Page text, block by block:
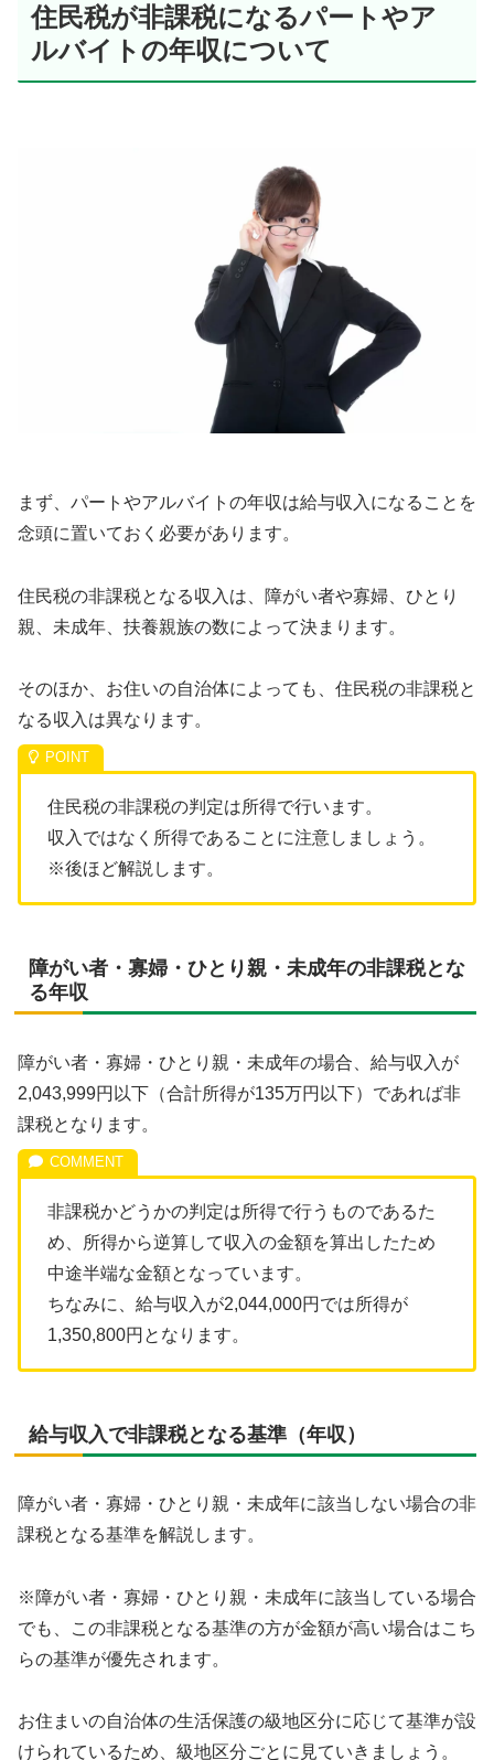
住民税が非課税になるパートやア
ルバイトの年収について
まず、パートやアルバイトの年収は給与収入になることを
念頭に置いておく必要があります。
住民税の非課税となる収入は、障がい者や寡婦、ひとり
親、未成年、扶養親族の数によって決まります。
そのほか、お住いの自治体によっても、住民税の非課税と
なる収入は異なります。
住民税の非課税の判定は所得で行います。
収入ではなく所得であることに注意しましょう。
※後ほど解説します。
障がい者・寡婦・ひとり親・未成年の非課税とな
る年収
障がい者・寡婦・ひとり親・未成年の場合、給与収入が
2,043,999円以下（合計所得が135万円以下）であれば非
課税となります。
非課税かどうかの判定は所得で行うものであるた
め、所得から逆算して収入の金額を算出したため
中途半端な金額となっています。
ちなみに、給与収入が2,044,000円では所得が
1,350,800円となります。
給与収入で非課税となる基準（年収）
障がい者・寡婦・ひとり親・未成年に該当しない場合の非
課税となる基準を解説します。
※障がい者・寡婦・ひとり親・未成年に該当している場合
でも、この非課税となる基準の方が金額が高い場合はこち
らの基準が優先されます。
お住まいの自治体の生活保護の級地区分に応じて基準が設
けられているため、級地区分ごとに見ていきましょう。